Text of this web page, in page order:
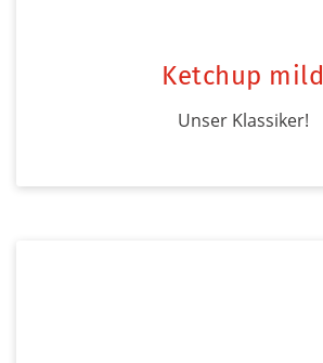
Ketchup mild
Unser Klassiker!